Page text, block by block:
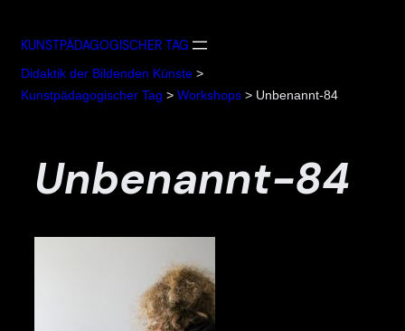
Inhalt
KUNSTPÄDAGOGISCHER TAG
Didaktik der Bildenden Künste >
Kunstpädagogischer Tag > Workshops > Unbenannt-84
Unbenannt-84